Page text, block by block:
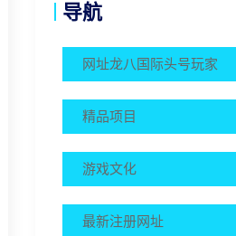
导航
网址龙八国际头号玩家
精品项目
游戏文化
最新注册网址